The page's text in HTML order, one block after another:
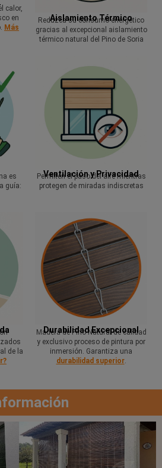
calor,
en
Más
Aislamiento Térmico
Reduzca su consumo energético
gracias al excepcional aislamiento
térmico natural del Pino de Soria
es
guía:
Ventilación y Privacidad
Permiten el paso del aire mientras
protegen de miradas indiscretas
de la
Durabilidad Excepcional
Madera de Pino Natural de calidad
y exclusivo proceso de pintura por
inmersión. Garantiza una
durabilidad superior.